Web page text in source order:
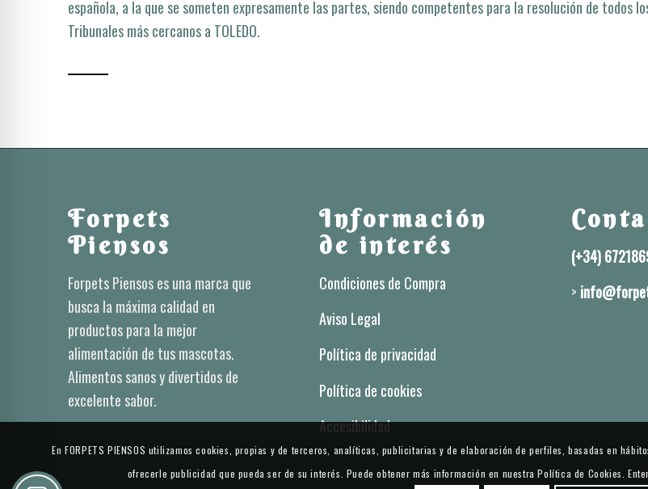
española, a la que se someten expresamente las partes, siendo competentes para la resolución de todos
Tribunales más cercanos a TOLEDO.
Forpets
Piensos
Forpets Piensos es una marca que
busca la máxima calidad en
productos para la mejor
alimentación de tus mascotas.
Alimentos sanos y divertidos de
excelente sabor.
Información
de interés
Condiciones de Compra
Aviso Legal
Política de privacidad
Política de cookies
Accesibilidad
(+34)
>
En FORPETS PIENSOS utilizamos cookies, propias y de terceros, analíticas, publicitarias y de elaboración de perfiles, basadas en
ofrecerle publicidad que pueda ser de su interés. Puede obtener más información en nuestra Política de Cookies.